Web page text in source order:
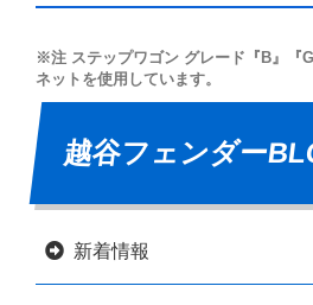
※注 ステップワゴン グレード『B』『
ネットを使用しています。
越谷フェンダー
新着情報